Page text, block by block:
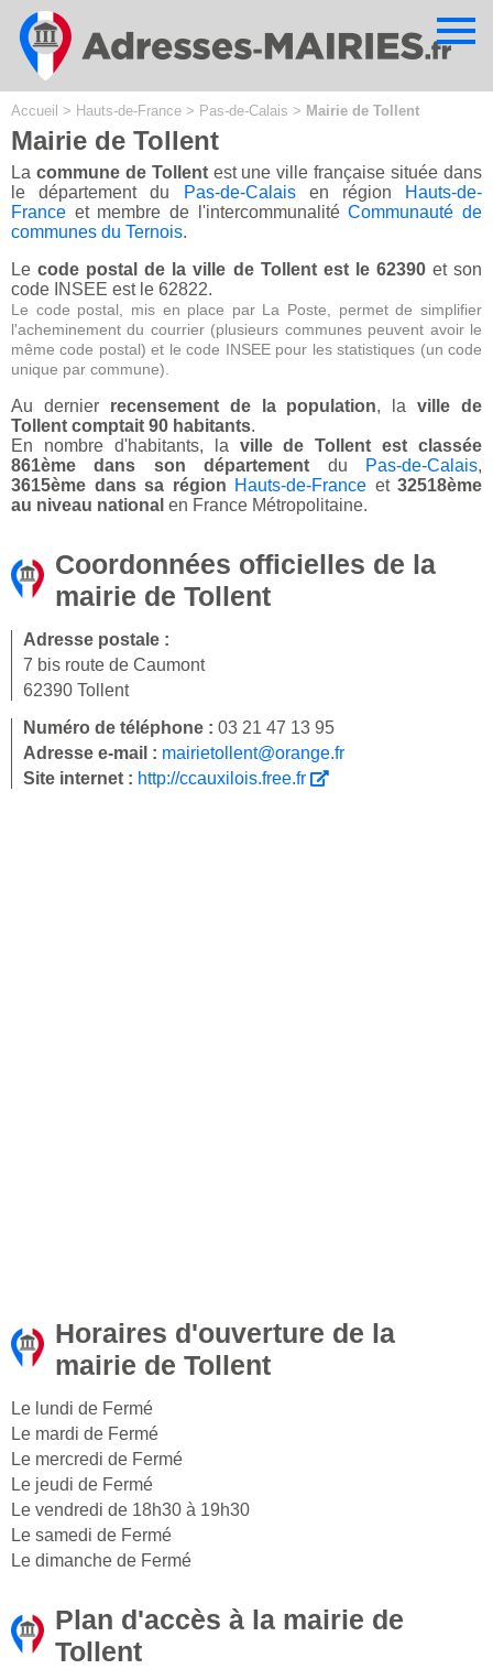
Accueil > Hauts-de-France > Pas-de-Calais > Mairie de Tollent
Mairie de Tollent
La commune de Tollentest une ville française située dans
le département du
Pas-de-Calaisen région
Hauts-de-
France et membre de l'intercommunalitéCommunauté de
communes du Ternois.
Lecode postal de la ville de Tollent est le 62390et son
code INSEE est le 62822.
Le code postal, mis en place par La Poste, permet de simplifier
l'acheminement du courrier (plusieurs communes peuvent avoir le
même code postal) et le code INSEE pour les statistiques (un code
unique par commune).
Au dernier recensement de la population, laville de
Tollent comptait 90 habitants.
En nombre d'habitants, la ville de Tollent est classée
861ème dans son département du Pas-de-Calais,
3615ème dans sa région Hauts-de-France et 32518ème
au niveau national en France Métropolitaine.
Coordonnées officielles de la
mairie de Tollent
Adresse postale :
7 bis route de Caumont
62390 Tollent
Numéro de téléphone : 03 21 47 13 95
Adresse e-mail : mairietollent@orange.fr
Site internet : http://ccauxilois.free.fr
Horaires d'ouverture de la
mairie de Tollent
Le lundi de Fermé
Le mardi de Fermé
Le mercredi de Fermé
Le jeudi de Fermé
Le vendredi de 18h30 à 19h30
Le samedi de Fermé
Le dimanche de Fermé
Plan d'accès à la mairie de
Tollent
Cookies management panel